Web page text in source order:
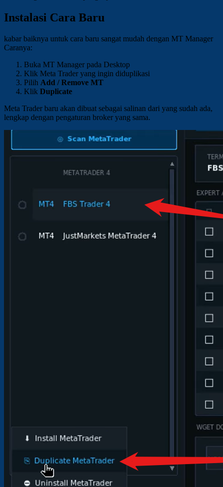
Instalasi Cara Baru
kabar baiknya untuk cara baru sangat mudah dengan MT Manager
Caranya:
Buka MT Manager pada Desktop
Klik Meta Trader yang ingin diduplikasi
Pilih Add / Remove MT
Klik Duplicate
Meta Trader baru akan dibuat sebagai salinan dari yang sudah ada,
lengkap dengan pengaturan broker yang sama.